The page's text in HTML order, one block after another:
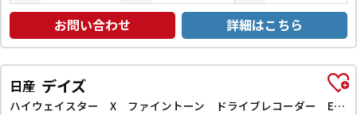
お問い合わせ 詳細はこちら
日産 デイズ
ハイウェイスター X ファイントーン ドライブレコーダー ETC 全周囲カメラ クリアランスソナー 衝突被害軽減システム オートライト LEDヘッドランプ スマートキー アイドリングストップ 電動格納ミラー ベンチシート CVT